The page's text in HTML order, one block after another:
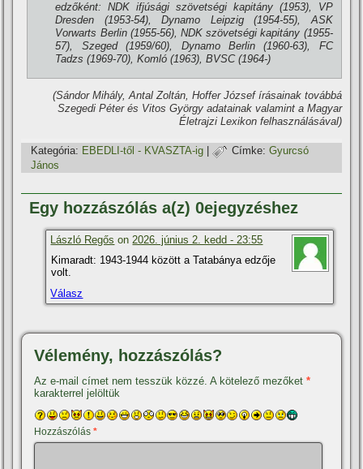
edzőként: NDK ifjúsági szövetségi kapitány (1953), VP
Dresden (1953-54), Dynamo Leipzig (1954-55), ASK
Vorwarts Berlin (1955-56), NDK szövetségi kapitány (1955-
57), Szeged (1959/60), Dynamo Berlin (1960-63), FC
Tadzs (1969-70), Komló (1963), BVSC (1964-)
(Sándor Mihály, Antal Zoltán, Hoffer József í­rásainak továbbá
Szegedi Péter és Vitos György adatainak valamint a Magyar
Életrajzi Lexikon felhasználásával)
Kategória: EBEDLI-től - KVASZTA-ig | Címke: Gyurcsó
János
Egy hozzászólás a(z) 0ejegyzéshez
László Regős on2026. június 2. kedd - 23:55
Kimaradt: 1943-1944 között a Tatabánya edzője
volt.
Válasz
Vélemény, hozzászólás?
Az e-mail címet nem tesszük közzé. A kötelező mezőket*
karakterrel jelöltük
Hozzászólás*